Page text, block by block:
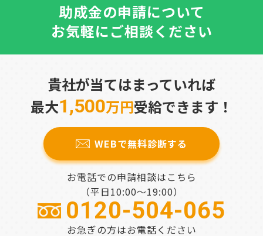
助成金の申請について
お気軽にご相談ください
貴社が当てはまっていれば
最大1,500万円受給できます！
WEBで無料診断する
お電話での申請相談はこちら
（平日10:00～19:00）
0120-504-065
お急ぎの方はお電話ください